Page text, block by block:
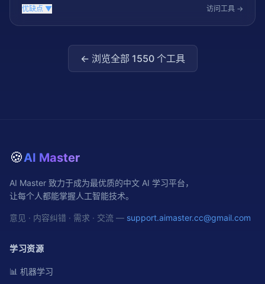
优缺点 ▼ 访问工具 →
← 浏览全部 1550个工具
🍪AI Master
AI Master 致力于成为最优质的中文 AI 学习平台，
让每个人都能掌握人工智能技术。
意见 · 内容纠错 · 需求 · 交流 — support.aimaster.cc@gmail.com
学习资源
📊 机器学习